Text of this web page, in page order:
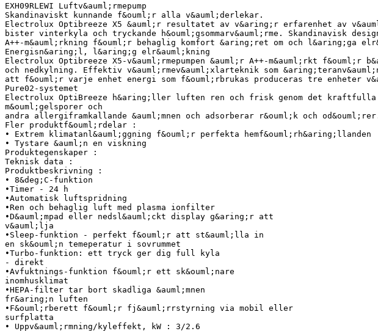
EXH09RLEWI Luftv&auml;rmepump
Skandinaviskt kunnande f&ouml;r alla v&auml;derlekar.
Electrolux Optibreeze X5 &auml;r resultatet av v&aring;r erfarenhet av
bister vinterkyla och tryckande h&ouml;gsommarv&auml;rme. Skandinavisk
A++-m&auml;rkning f&ouml;r behaglig komfort &aring;ret om och l&aring;ga
Energisn&aring;l, l&aring;g elr&auml;kning
Electrolux Optibreeze X5-v&auml;rmepumpen &auml;r A++-m&auml;rkt f&ouml;r
och nedkylning. Effektiv v&auml;rmev&auml;xlarteknik som
att f&ouml;r varje enhet energi som f&ouml;rbrukas produceras tre enheter
Pure02-systemet
Electrolux OptiBreeze h&aring;ller luften ren och frisk genom det
m&ouml;gelsporer och
andra allergiframkallande &auml;mnen och adsorberar r&ouml;k och
Fler produktf&ouml;rdelar :
• Extrem klimatanl&auml;ggning f&ouml;r perfekta hemf&ouml;rh&aring;llanden
• Tystare &auml;n en viskning
Produktegenskaper :
Teknisk data :
Produktbeskrivning :
• 8&deg;C-funktion
•Timer - 24 h
•Automatisk luftspridning
•Ren och behaglig luft med plasma ionfilter
•D&auml;mpad eller nedsl&auml;ckt display g&aring;r att
v&auml;lja
•Sleep-funktion - perfekt f&ouml;r att st&auml;lla in
en sk&ouml;n temeperatur i sovrummet
•Turbo-funktion: ett tryck ger dig full kyla
- direkt
•Avfuktnings-funktion f&ouml;r ett sk&ouml;nare
inomhusklimat
•HEPA-filter tar bort skadliga &auml;mnen
fr&aring;n luften
•F&ouml;rberett f&ouml;r fj&auml;rrstyrning via mobil eller
surfplatta
• Uppv&auml;rmning/kyleffekt, kW : 3/2.6